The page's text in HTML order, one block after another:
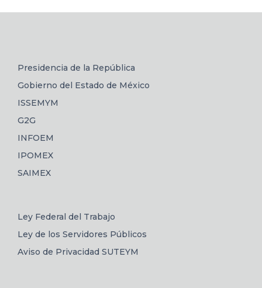
Presidencia de la República
Gobierno del Estado de México
ISSEMYM
G2G
INFOEM
IPOMEX
SAIMEX
Ley Federal del Trabajo
Ley de los Servidores Públicos
Aviso de Privacidad SUTEYM